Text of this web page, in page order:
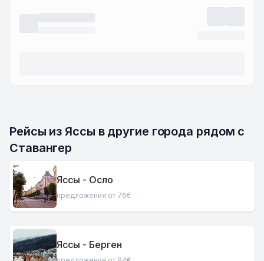
Рейсы из Яссы в другие города рядом с
Ставангер
Яссы - Осло
предложения от 76€
Яссы - Берген